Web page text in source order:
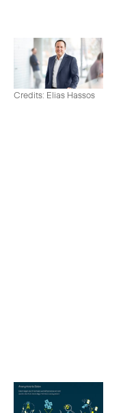
Credits: Elias Hassos